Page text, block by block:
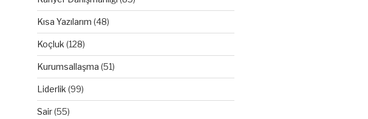
Kısa Yazılarım (48)
Koçluk (128)
Kurumsallaşma (51)
Liderlik (99)
Sair(55)